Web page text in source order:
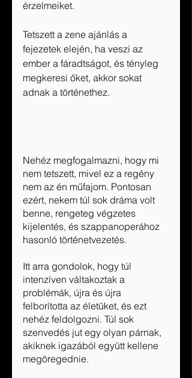
érzelmeiket.
Tetszett a zene ajánlás a
fejezetek elején, ha veszi az
ember a fáradtságot, és tényleg
megkeresi őket, akkor sokat
adnak a történethez.
Nehéz megfogalmazni, hogy mi
nem tetszett, mivel ez a regény
nem az én műfajom. Pontosan
ezért, nekem túl sok dráma volt
benne, rengeteg végzetes
kijelentés, és szappanoperához
hasonló történetvezetés.
Itt arra gondolok, hogy túl
intenzíven váltakoztak a
problémák, újra és újra
felborította az életüket, és ezt
nehéz feldolgozni. Túl sok
szenvedés jut egy olyan párnak,
akiknek igazából együtt kellene
megöregednie.